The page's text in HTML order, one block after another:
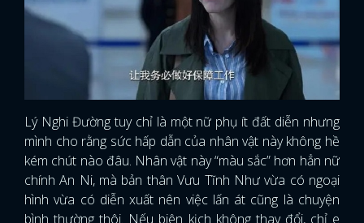
Lý Nghi Đường tuy chỉ là một nữ phụ ít đất diễn nhưng
mình cho rằng sức hấp dẫn của nhân vật này không hề
kém chút nào đâu. Nhân vật này “màu sắc” hơn hẳn nữ
chính An Ni, mà bản thân Vưu Tĩnh Như vừa có ngoại
hình vừa có diễn xuất nên việc lấn át cũng là chuyện
bình thường thôi. Nếu biên kịch không thay đổi, chỉ e